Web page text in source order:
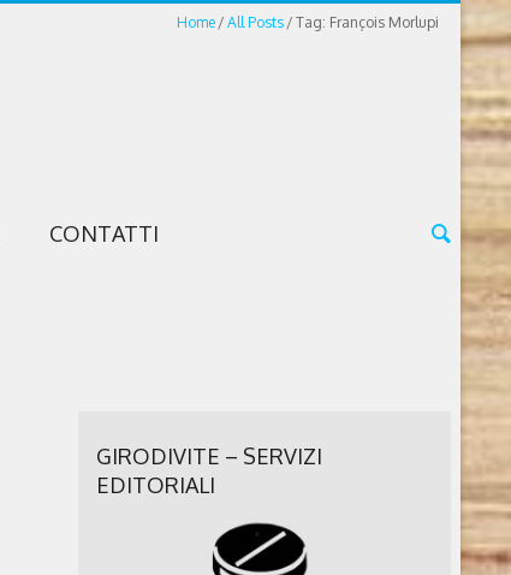
Home All Posts Tag: François Morlupi
CONTATTI
GIRODIVITE – SERVIZI
EDITORIALI